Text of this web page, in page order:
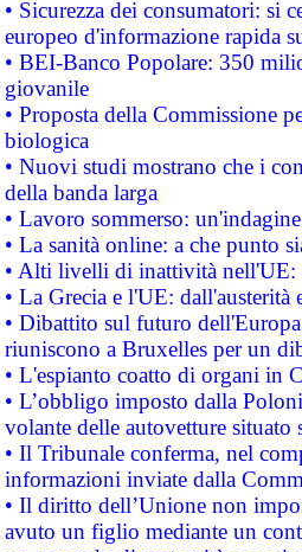
• Sicurezza dei consumatori: si
europeo d'informazione rapida
• BEI-Banco Popolare: 350
giovanile
• Proposta della Commissione
biologica
• Nuovi studi mostrano che i
della banda larga
• Lavoro sommerso:
• La sanità online: a che punto
• Alti livelli di inattività nell'UE:
• La Grecia e l'UE: dall'austerità
• Dibattito sul futuro
riuniscono a Bruxelles per un
• L'espianto coatto di organi in
• L’obbligo imposto dalla
volante delle autovetture
• Il Tribunale conferma, nel
informazioni inviate dalla
• Il diritto dell’Unione non
avuto un figlio mediante un